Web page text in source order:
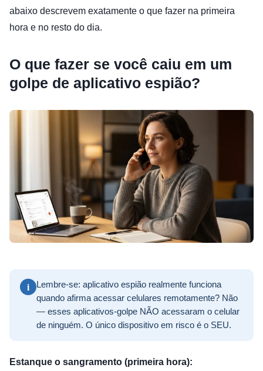
abaixo descrevem exatamente o que fazer na primeira
hora e no resto do dia.
O que fazer se você caiu em um
golpe de aplicativo espião?
i
Lembre-se: aplicativo espião realmente funciona
quando afirma acessar celulares remotamente? Não
— esses aplicativos-golpe NÃO acessaram o celular
de ninguém. O único dispositivo em risco é o SEU.
Estanque o sangramento (primeira hora):